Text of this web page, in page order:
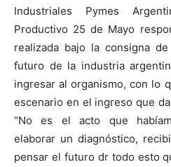
Industriales Pymes
Productivo 25 de Mayo
realizada bajo la consigna
futuro de la industria
ingresar al organismo, con lo
escenario en el ingreso que
“No es el acto que
elaborar un diagnóstico,
pensar el futuro dr todo esto